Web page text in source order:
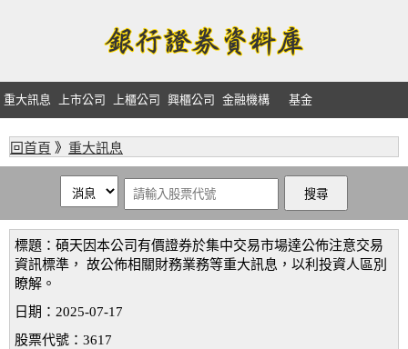
重大訊息 上市公司 上櫃公司 興櫃公司 金融機構 基金
回首頁 》 重大訊息
標題：碩天因本公司有價證券於集中交易市場達公佈注意交易
資訊標準， 故公佈相關財務業務等重大訊息，以利投資人區別
瞭解。
日期：2025-07-17
股票代號：3617